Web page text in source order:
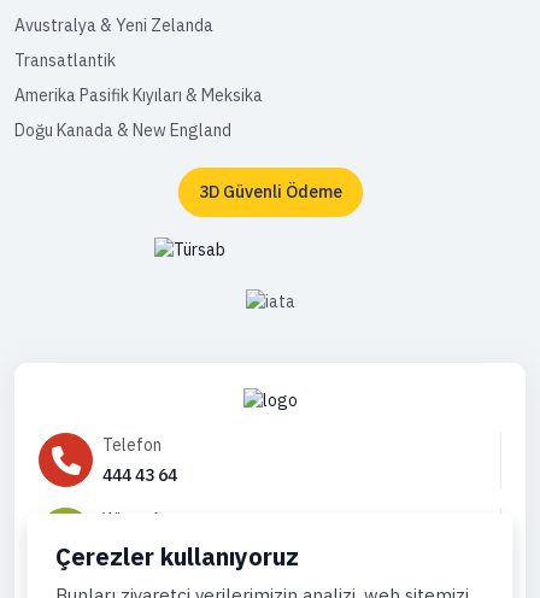
Avustralya & Yeni Zelanda
Transatlantik
Amerika Pasifik Kıyıları & Meksika
Doğu Kanada & New England
3D Güvenli Ödeme
Telefon
444 43 64
WhatsApp
905444996736
Çerezler kullanıyoruz